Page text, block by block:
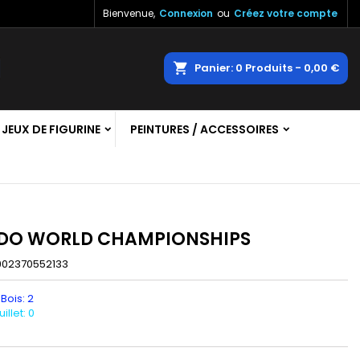
Bienvenue, Connexion ou Créez votre compte
Panier 0 Produits - 0,00 €
JEUX DE FIGURINE PEINTURES / ACCESSOIRES
WORLD CHAMPIONSHIPS
2
0